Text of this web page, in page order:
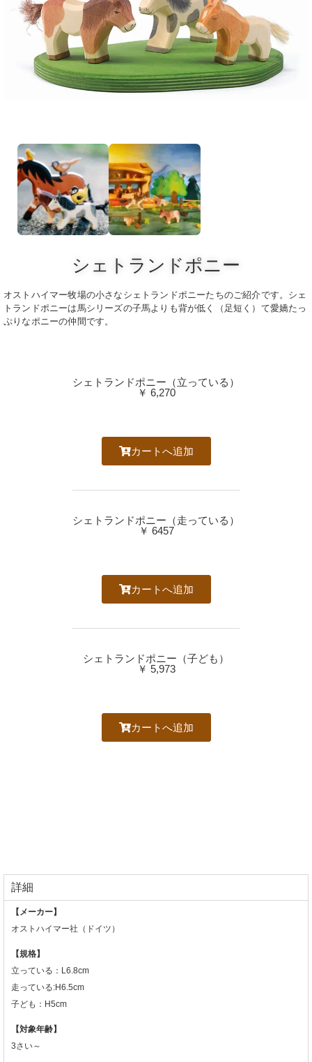
シェトランドポニー
オストハイマー牧場の小さなシェトランドポニーたちのご紹介です。シェ
トランドポニーは馬シリーズの子馬よりも背が低く（足短く）て愛嬌たっ
ぷりなポニーの仲間です。
シェトランドポニー（立っている）
￥ 6,270
カートへ追加
シェトランドポニー（走っている）
￥ 6457
カートへ追加
シェトランドポニー（子ども）
￥ 5,973
カートへ追加
詳細
【メーカー】
オストハイマー社（ドイツ）
【規格】
立っている：L6.8cm
走っている:H6.5cm
子ども：H5cm
【対象年齢】
3さい～